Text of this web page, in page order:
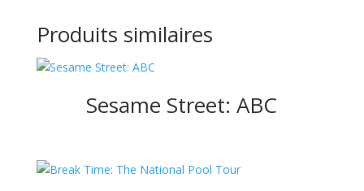
Produits similaires
Sesame Street: ABC